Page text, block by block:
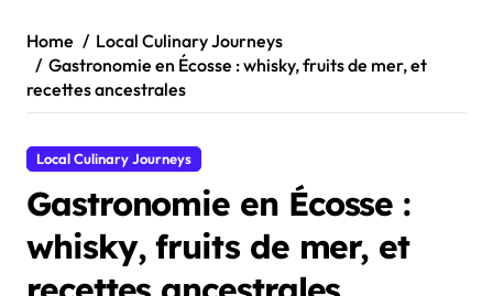
Home
Local Culinary Journeys
Gastronomie en Écosse : whisky, fruits de mer, et
recettes ancestrales
Local Culinary Journeys
Gastronomie en Écosse :
whisky, fruits de mer, et